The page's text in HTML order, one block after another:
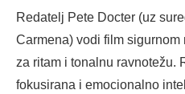
Redatelj Pete Docter (uz
Carmena) vodi film
za ritam i tonalnu ravnotežu.
fokusirana i emocionalno